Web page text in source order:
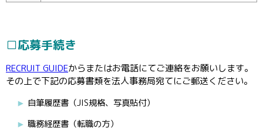
□応募手続き
RECRUIT GUIDEからまたはお電話にてご連絡をお願いします。
その上で下記の応募書類を法人事務局宛てにご郵送ください。
自筆履歴書（JIS規格、写真貼付）
職務経歴書（転職の方）